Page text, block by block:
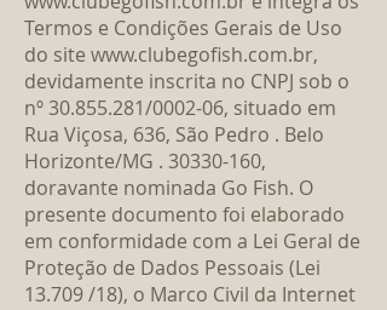
Termos e Condições Gerais de Uso
do site www.clubegofish.com.br,
devidamente inscrita no CNPJ sob o
nº30.855.281/0002-06, situado em
Rua Viçosa, 636, São Pedro . Belo
Horizonte/MG . 30330-160,
doravante nominada Go Fish. O
presente documento foi elaborado
em conformidade com a Lei Geral de
Proteção de Dados Pessoais (Lei
13.709 /18), o Marco Civil da Internet